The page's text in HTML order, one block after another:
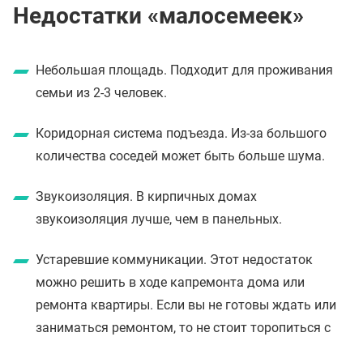
Недостатки «малосемеек»
Небольшая площадь. Подходит для проживания
семьи из 2-3 человек.
Коридорная система подъезда. Из-за большого
количества соседей может быть больше шума.
Звукоизоляция. В кирпичных домах
звукоизоляция лучше, чем в панельных.
Устаревшие коммуникации. Этот недостаток
можно решить в ходе капремонта дома или
ремонта квартиры. Если вы не готовы ждать или
заниматься ремонтом, то не стоит торопиться с